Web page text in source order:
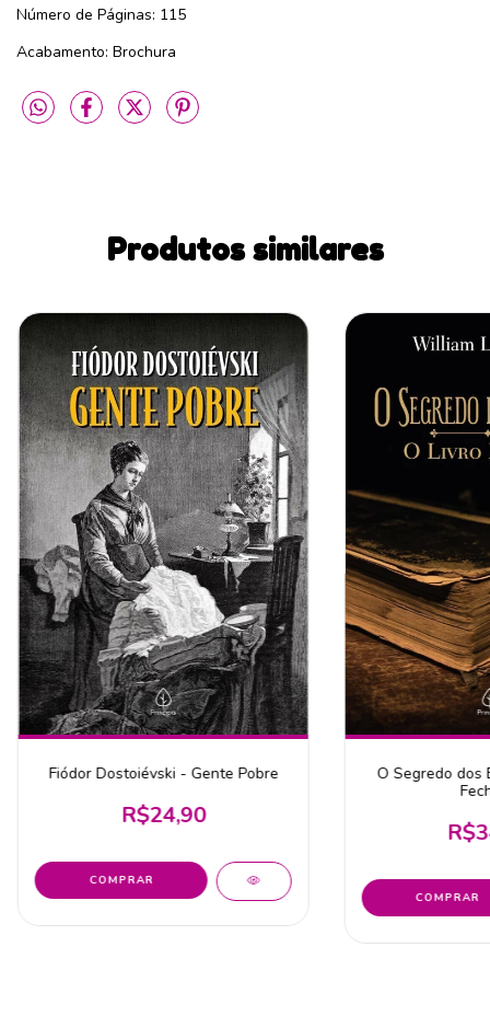
Número de Páginas: 115
Acabamento: Brochura
Produtos similares
Fiódor Dostoiévski - Gente Pobre
R$24,90
O Segredo dos